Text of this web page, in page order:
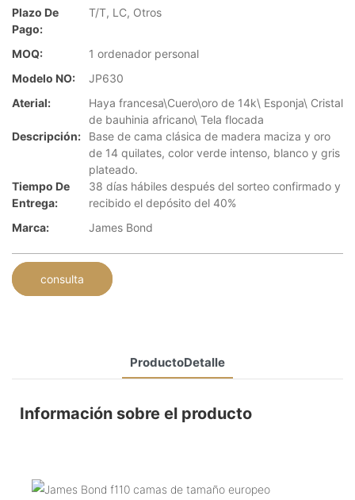
Plazo De
Pago:
T/T, LC, Otros
MOQ:
1 ordenador personal
Modelo NO:
JP630
Aterial:
Haya francesa\Cuero\oro de 14k\ Esponja\ Cristal
de bauhinia africano\ Tela flocada
Descripción:
Base de cama clásica de madera maciza y oro
de 14 quilates, color verde intenso, blanco y gris
plateado.
Tiempo De
Entrega:
38 días hábiles después del sorteo confirmado y
recibido el depósito del 40%
Marca:
James Bond
consulta
ProductoDetalle
Información sobre el producto